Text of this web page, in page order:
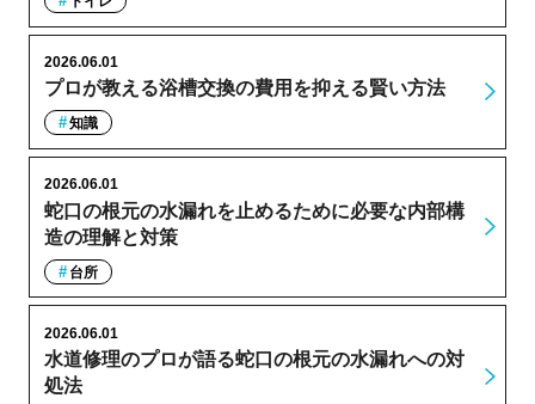
プロが教える浴槽交換の費用を抑える賢い方法
2026.06.01
知識
蛇口の根元の水漏れを止めるために必要な内部構
造の理解と対策
2026.06.01
台所
水道修理のプロが語る蛇口の根元の水漏れへの対
処法
2026.06.01